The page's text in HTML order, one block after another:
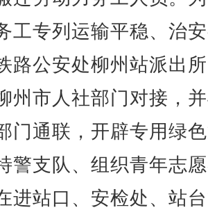
工专列运输平稳、治
路公安处柳州站派出
州市人社部门对接，
门通联，开辟专用绿
警支队、组织青年志
进站口、安检处、站